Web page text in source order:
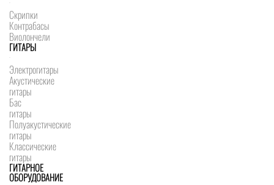
Скрипки
Контрабасы
Виолончели
ГИТАРЫ
Электрогитары
Акустические
гитары
Бас
гитары
Полуакустические
гитары
Классические
гитары
ГИТАРНОЕ
ОБОРУДОВАНИЕ